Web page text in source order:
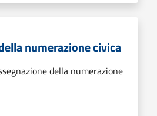
numerazione civica
della numerazione